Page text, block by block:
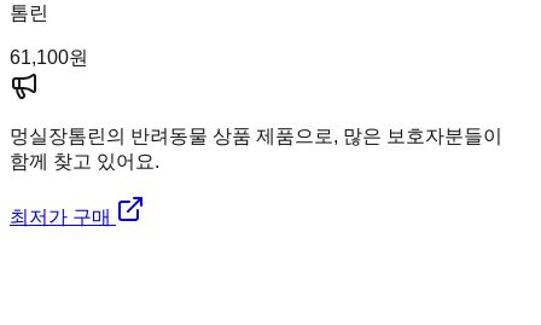
톰린
61,100원
멍실장톰린의 반려동물 상품 제품으로, 많은 보호자분들이
함께 찾고 있어요.
최저가 구매